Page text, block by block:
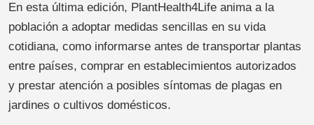
En esta última edición, PlantHealth4Life anima a la
población a adoptar medidas sencillas en su vida
cotidiana, como informarse antes de transportar plantas
entre países, comprar en establecimientos autorizados
y prestar atención a posibles síntomas de plagas en
jardines o cultivos domésticos.